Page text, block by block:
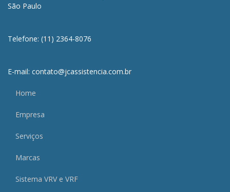
São Paulo
Telefone: (11) 2364-8076
E-mail: contato@jcassistencia.com.br
Home
Empresa
Serviços
Marcas
Sistema VRV e VRF